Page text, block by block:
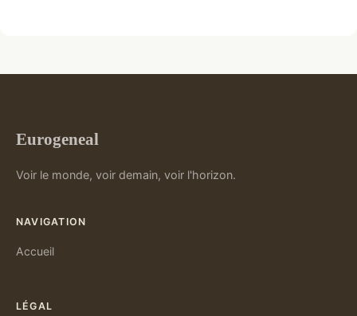
Eurogeneal
Voir le monde, voir demain, voir l'horizon.
NAVIGATION
Accueil
LÉGAL